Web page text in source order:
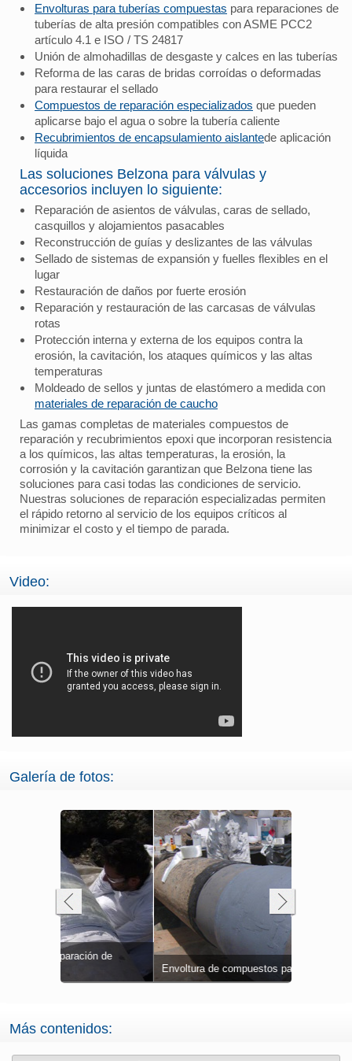
Envolturas para tuberías compuestas para reparaciones de
tuberías de alta presión compatibles con ASME PCC2
artículo 4.1 e ISO / TS 24817
Unión de almohadillas de desgaste y calces en las tuberías
Reforma de las caras de bridas corroídas o deformadas
para restaurar el sellado
Compuestos de reparación especializados que pueden
aplicarse bajo el agua o sobre la tubería caliente
Recubrimientos de encapsulamiento aislantede aplicación
líquida
Las soluciones Belzona para válvulas y
accesorios incluyen lo siguiente:
Reparación de asientos de válvulas, caras de sellado,
casquillos y alojamientos pasacables
Reconstrucción de guías y deslizantes de las válvulas
Sellado de sistemas de expansión y fuelles flexibles en el
lugar
Restauración de daños por fuerte erosión
Reparación y restauración de las carcasas de válvulas
rotas
Protección interna y externa de los equipos contra la
erosión, la cavitación, los ataques químicos y las altas
temperaturas
Moldeado de sellos y juntas de elastómero a medida con
materiales de reparación de caucho
Las gamas completas de materiales compuestos de
reparación y recubrimientos epoxi que incorporan resistencia
a los químicos, las altas temperaturas, la erosión, la
corrosión y la cavitación garantizan que Belzona tiene las
soluciones para casi todas las condiciones de servicio.
Nuestras soluciones de reparación especializadas permiten
el rápido retorno al servicio de los equipos críticos al
minimizar el costo y el tiempo de parada.
Video:
Galería de fotos:
Envoltura de compuestos para tuberías
Más contenidos: